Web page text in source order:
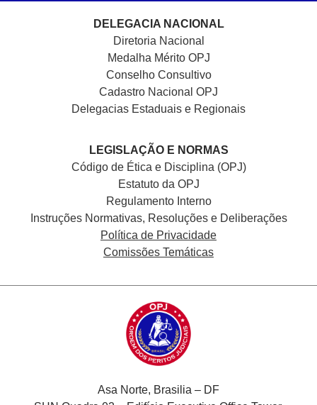
DELEGACIA NACIONAL
Diretoria Nacional
Medalha Mérito OPJ
Conselho Consultivo
Cadastro Nacional OPJ
Delegacias Estaduais e Regionais
LEGISLAÇÃO E NORMAS
Código de Ética e Disciplina (OPJ)
Estatuto da OPJ
Regulamento Interno
Instruções Normativas, Resoluções e Deliberações
Política de Privacidade
Comissões Temáticas
Asa Norte, Brasilia – DF